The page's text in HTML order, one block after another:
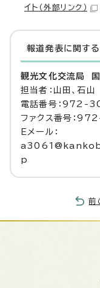
イト （外部リンク）
報道発表に関す
観光文化交流局
担当者：山田、石山
電話番号：972-
ファクス番号：
Eメール：
p
前